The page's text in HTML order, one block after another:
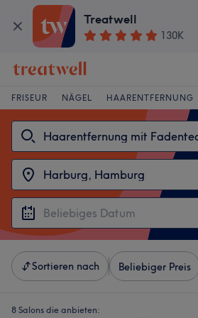
Treatwell
130K
FRISEUR NÄGEL HAARENTFERNUNG
Sortieren nach Beliebiger Preis
8 Salons die anbieten: